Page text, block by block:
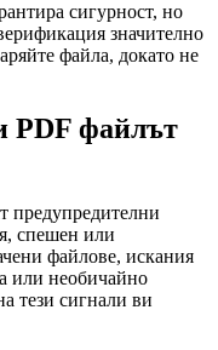
сигурност, но
значително
файла, докато не
PDF файлът
предупредителни
спешен или
файлове, искания
или необичайно
тези сигнали ви